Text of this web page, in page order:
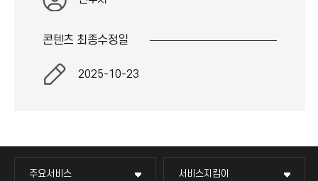
콘텐츠 최종수정일
2025-10-23
주요서비스 서비스지킴이